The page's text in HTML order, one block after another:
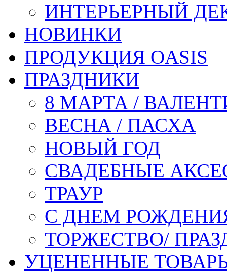
ИНТЕРЬЕРНЫЙ
НОВИНКИ
ПРОДУКЦИЯ OASIS
ПРАЗДНИКИ
8 МАРТА /
ВЕСНА / ПАСХА
НОВЫЙ ГОД
СВАДЕБНЫЕ
ТРАУР
С ДНЕМ
ТОРЖЕСТВО/
УЦЕНЕННЫЕ